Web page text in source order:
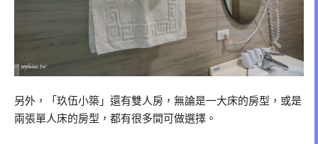
另外，「玖伍小築」還有雙人房，無論是一大床的房型，或是
兩張單人床的房型，都有很多間可做選擇。